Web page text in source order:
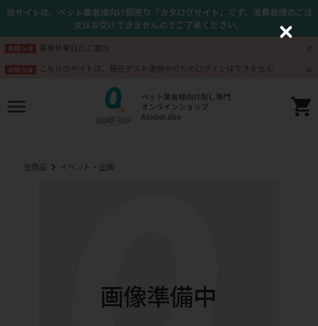
当サイトは、ペット業者様向け卸売り「カタログサイト」です。消費者様のご注
文はお受けできませんのでご了承ください。
お知らせ 夏季休業日のご案内
お知らせ こちらのサイトは、現在テスト運用中のためログインはできません
全商品 イベント・企画
C